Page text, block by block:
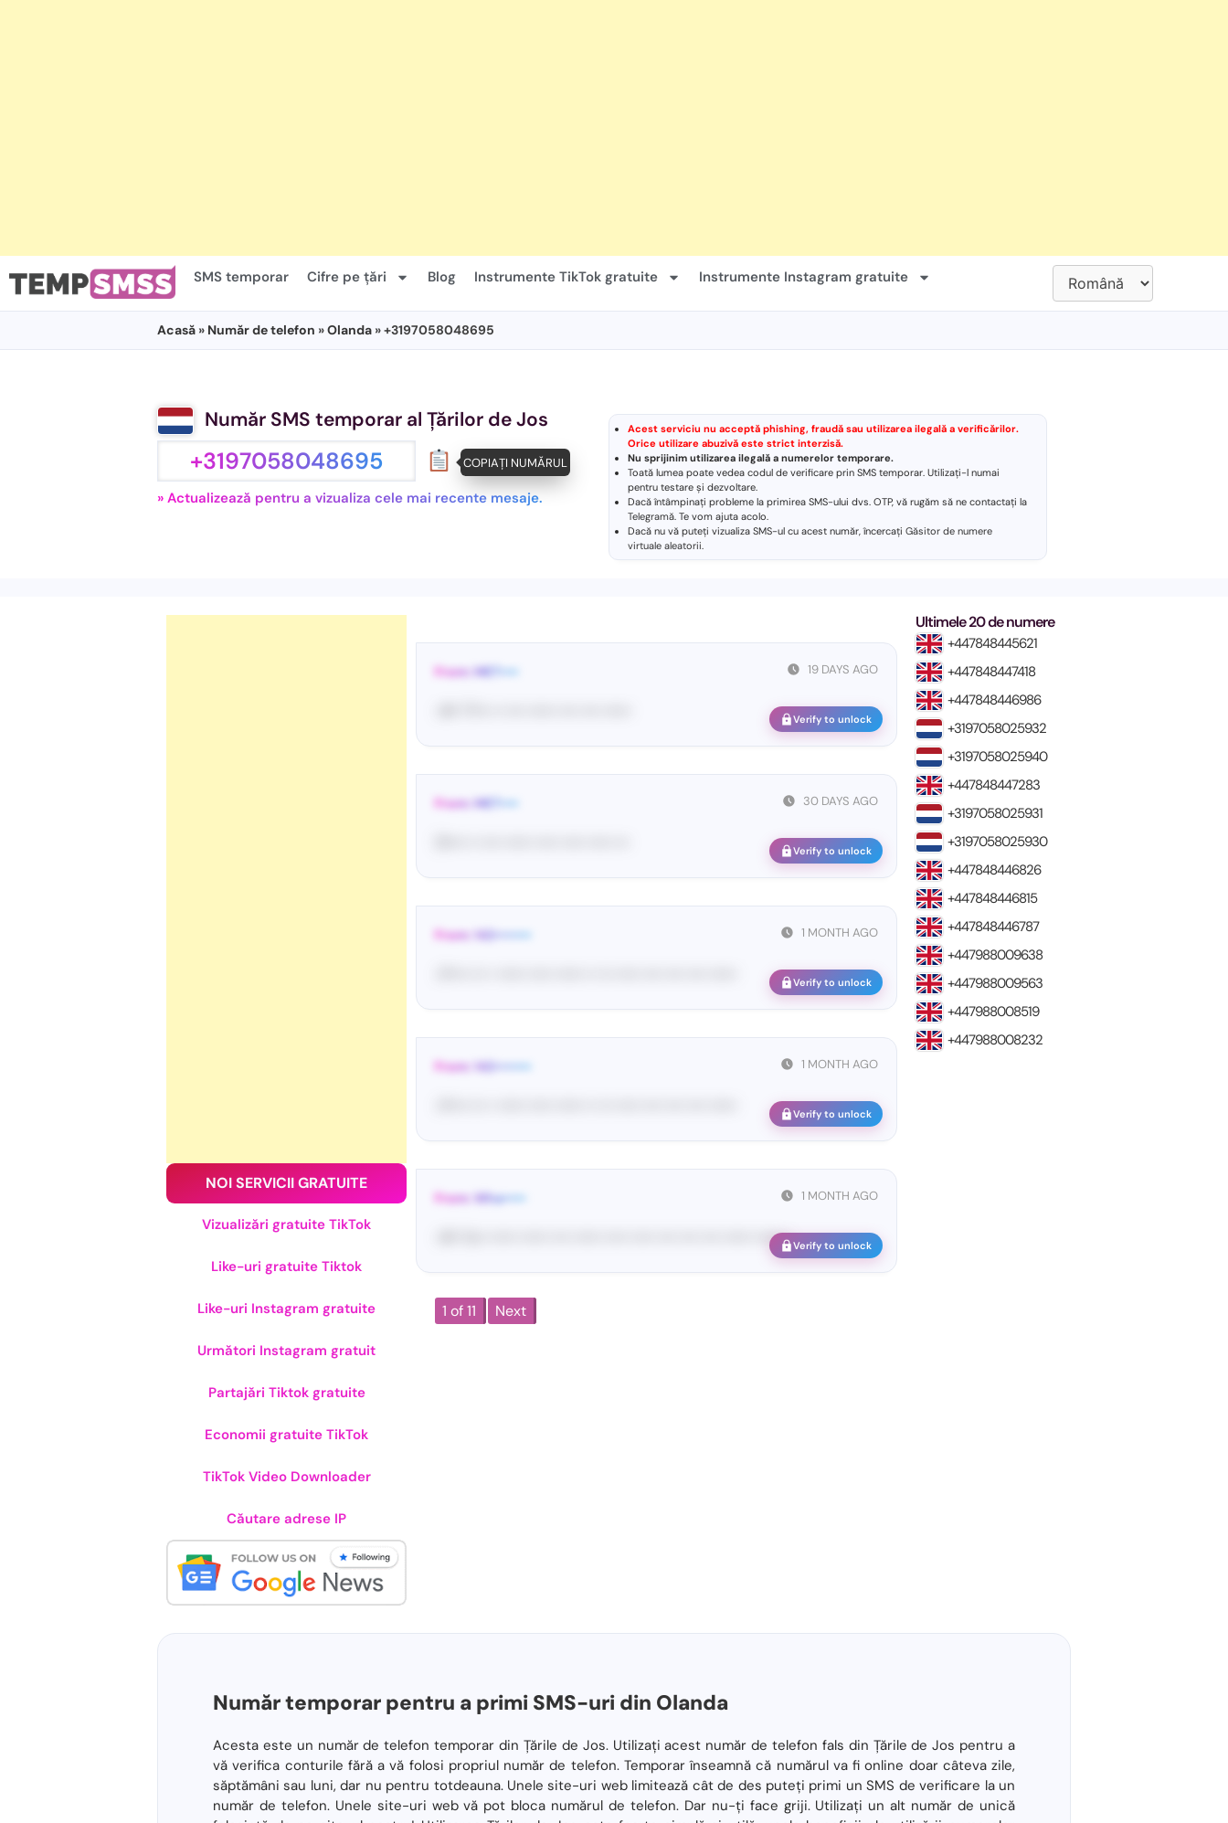
SMS temporar Cifre pe țări Blog Instrumente TikTok gratuite Instrumente Instagram gratuite
Acasă » Număr de telefon »Olanda » +3197058048695
Număr SMS temporar al Țărilor de Jos
+3197058048695 COPIAȚI NUMĂRUL
» Actualizează pentru a vizualiza cele mai recente mesaje.
Acest serviciu nu acceptă phishing, fraudă sau utilizarea ilegală a verificărilor.
Orice utilizare abuzivă este strict interzisă.
Nu sprijinim utilizarea ilegală a numerelor temporare.
Toată lumea poate vedea codul de verificare prin SMS temporar. Utilizați-l numai
pentru testare și dezvoltare.
Dacă întâmpinați probleme la primirea SMS-ului dvs. OTP, vă rugăm să ne contactați la
Telegramă. Te vom ajuta acolo.
Dacă nu vă puteți vizualiza SMS-ul cu acest număr, încercați Găsitor de numere
virtuale aleatorii.
NOI SERVICII GRATUITE
Vizualizări gratuite TikTok
Like-uri gratuite Tiktok
Like-uri Instagram gratuite
Următori Instagram gratuit
Partajări Tiktok gratuite
Economii gratuite TikTok
TikTok Video Downloader
Căutare adrese IP
19 DAYS AGO
From: MET••••
Verify to unlock
30 DAYS AGO
From: MET••••
Verify to unlock
1 MONTH AGO
From: 142••••••••
Verify to unlock
1 MONTH AGO
From: 142••••••••
Verify to unlock
1 MONTH AGO
From: Wha•••••
<#• Yo•• •••••• •••••• •••• •••••• ••••• ••••• •••• •••• •••• •••••• •••••• • Verify to unlock
1 of 11 Next
Ultimele 20 de numere
+447848445621
+447848447418
+447848446986
+3197058025932
+3197058025940
+447848447283
+3197058025931
+3197058025930
+447848446826
+447848446815
+447848446787
+447988009638
+447988009563
+447988008519
+447988008232
Număr temporar pentru a primi SMS-uri din Olanda
Acesta este un număr de telefon temporar din Țările de Jos. Utilizați acest număr de telefon fals din Țările de Jos pentru a
vă verifica conturile fără a vă folosi propriul număr de telefon. Temporar înseamnă că numărul va fi online doar câteva zile,
săptămâni sau luni, dar nu pentru totdeauna. Unele site-uri web limitează cât de des puteți primi un SMS de verificare la un
număr de telefon. Unele site-uri web vă pot bloca numărul de telefon. Dar nu-ți face griji. Utilizați un alt număr de unică